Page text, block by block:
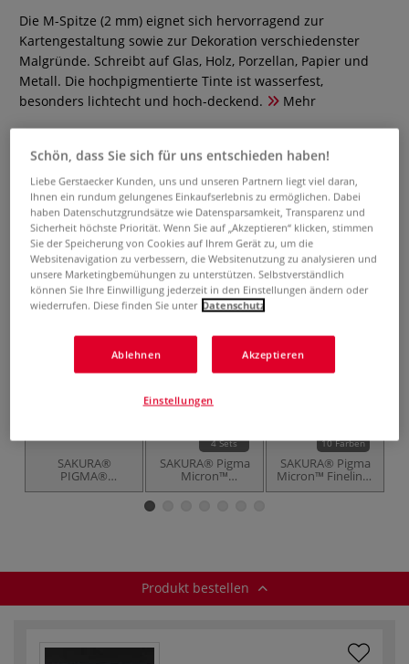
Die M-Spitze (2 mm) eignet sich hervorragend zur
Kartengestaltung sowie zur Dekoration verschiedenster
Malgründe. Schreibt auf Glas, Holz, Porzellan, Papier und
Metall. Die hochpigmentierte Tinte ist wasserfest,
besonders lichtecht und hoch-deckend.
Mehr
4,65 €
inklusive 19% bzw. 7% MwSt,
ggf. zuzüglichVersandkosten
Produkt bestellen
Das könnte Sie auch interessieren
SAKURA®
PIGMA®
Calligrapher-Set
4 Sets
SAKURA® Pigma
Micron™
Fineliner-Sets,
10 Farben
SAKURA® Pigma
Micron™ Fineliner
0,2 mm, einzeln
Produkt bestellen
Schön, dass Sie sich für uns entschieden haben!
Liebe Gerstaecker Kunden, uns und unseren Partnern liegt viel daran,
Ihnen ein rundum gelungenes Einkaufserlebnis zu ermöglichen. Dabei
haben Datenschutzgrundsätze wie Datensparsamkeit, Transparenz und
Sicherheit höchste Priorität. Wenn Sie auf „Akzeptieren“ klicken, stimmen
Sie der Speicherung von Cookies auf Ihrem Gerät zu, um die
Websitenavigation zu verbessern, die Websitenutzung zu analysieren und
unsere Marketingbemühungen zu unterstützen. Selbstverständlich
können Sie Ihre Einwilligung jederzeit in den Einstellungen ändern oder
wiederrufen. Diese finden Sie unter Datenschutz
Ablehnen Akzeptieren
Einstellungen